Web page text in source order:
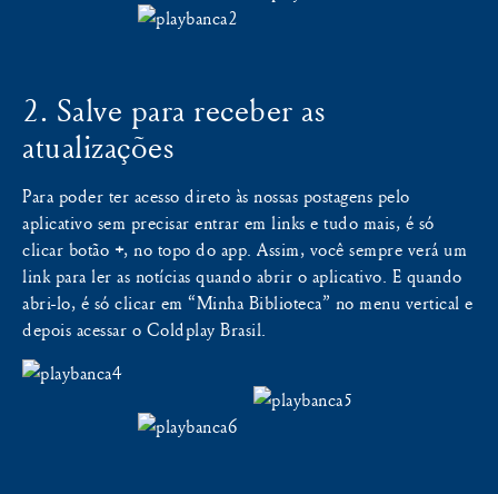
2. Salve para receber as
atualizações
Para poder ter acesso direto às nossas postagens pelo
aplicativo sem precisar entrar em links e tudo mais, é só
clicar botão +, no topo do app. Assim, você sempre verá um
link para ler as notícias quando abrir o aplicativo. E quando
abri-lo, é só clicar em “Minha Biblioteca” no menu vertical e
depois acessar o Coldplay Brasil.